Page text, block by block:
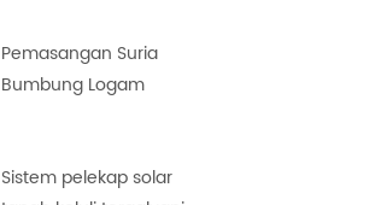
Pemasangan Suria
Bumbung Logam
Sistem pelekap solar